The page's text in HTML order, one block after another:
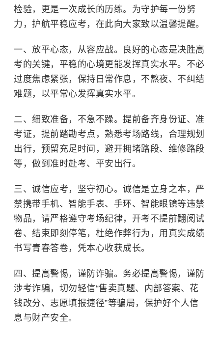
检验，更是一次成长的历练。为守护每一份努
力，护航平稳应考，在此向大家致以温馨提醒。
一、放平心态，从容应战。
良好的心态是决胜高
考的关键，平稳的心境更能发挥真实水平。不必
过度焦虑紧张，保持日常作息，不熬夜、不纠结
难题，以平常心发挥真实水平。
二、细致准备，不急不躁。 提前备齐身份证、准
考证，提前踏勘考点，熟悉考场路线，合理规划
出行，预留充足时间，避开拥堵路段、维修路段
等，做到准时赴考、平安出行。
三、诚信应考，坚守初心。 诚信是立身之本，严
禁携带手机、智能手表、手环、智能眼镜等违禁
物品，请严格遵守考场纪律，开考不提前翻阅试
卷、结束即刻停笔，杜绝作弊行为，用真实成绩
书写青春答卷，凭本心收获成长。
四、提高警惕，谨防诈骗。 务必提高警惕，谨防
涉考诈骗，切勿轻信“售卖真题、内部答案、花
钱改分、志愿填报捷径”等骗局，保护好个人信
息与财产安全。